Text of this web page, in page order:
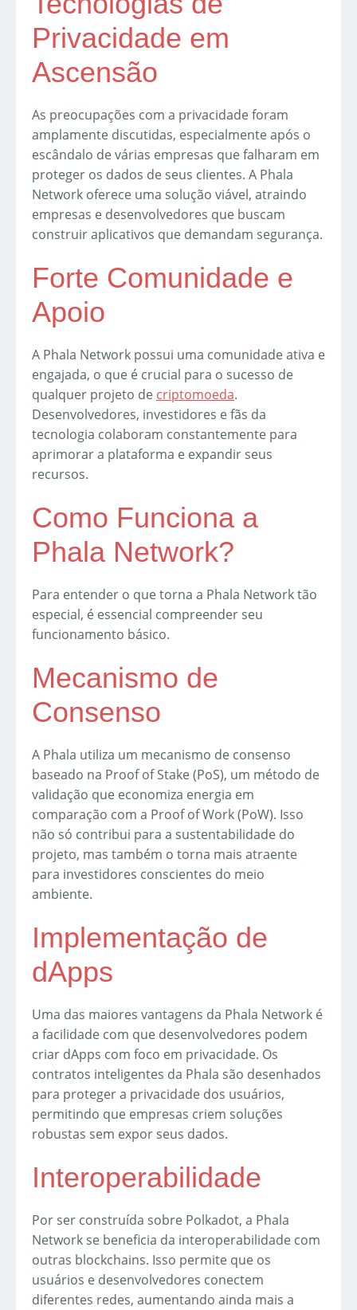
Privacidade em
Ascensão
As preocupações com a privacidade foram
amplamente discutidas, especialmente após o
escândalo de várias empresas que falharam em
proteger os dados de seus clientes. A Phala
Network oferece uma solução viável, atraindo
empresas e desenvolvedores que buscam
construir aplicativos que demandam segurança.
Forte Comunidade e
Apoio
A Phala Network possui uma comunidade ativa e
engajada, o que é crucial para o sucesso de
qualquer projeto de criptomoeda.
Desenvolvedores, investidores e fãs da
tecnologia colaboram constantemente para
aprimorar a plataforma e expandir seus
recursos.
Como Funciona a
Phala Network?
Para entender o que torna a Phala Network tão
especial, é essencial compreender seu
funcionamento básico.
Mecanismo de
Consenso
A Phala utiliza um mecanismo de consenso
baseado na Proof of Stake (PoS), um método de
validação que economiza energia em
comparação com a Proof of Work (PoW). Isso
não só contribui para a sustentabilidade do
projeto, mas também o torna mais atraente
para investidores conscientes do meio
ambiente.
Implementação de
dApps
Uma das maiores vantagens da Phala Network é
a facilidade com que desenvolvedores podem
criar dApps com foco em privacidade. Os
contratos inteligentes da Phala são desenhados
para proteger a privacidade dos usuários,
permitindo que empresas criem soluções
robustas sem expor seus dados.
Interoperabilidade
Por ser construída sobre Polkadot, a Phala
Network se beneficia da interoperabilidade com
outras blockchains. Isso permite que os
usuários e desenvolvedores conectem
diferentes redes, aumentando ainda mais a